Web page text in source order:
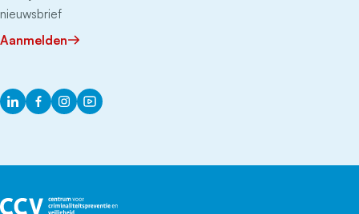
nieuwsbrief
Aanmelden
LinkedInFacebook
InstagramYouTube